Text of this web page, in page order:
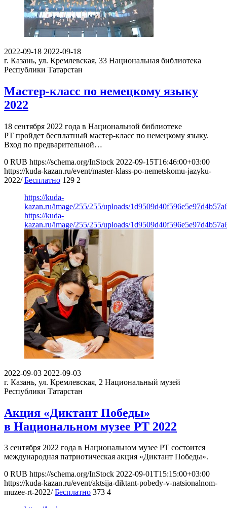
2022-09-18 2022-09-18
г. Казань, ул. Кремлевская, 33 Национальная библиотека
Республики Татарстан
Мастер-класс по немецкому языку
2022
18 сентября 2022 года в Национальной библиотеке
РТ пройдет бесплатный мастер-класс по немецкому языку.
Вход по предварительной…
0 RUB https://schema.org/InStock 2022-09-15T16:46:00+03:00
https://kuda-kazan.ru/event/master-klass-po-nemetskomu-jazyku-
2022/ Бесплатно 129 2
https://kuda-
kazan.ru/image/255/255/uploads/
https://kuda-
kazan.ru/image/255/255/uploads/
2022-09-03 2022-09-03
г. Казань, ул. Кремлевская, 2 Национальный музей
Республики Татарстан
Акция «Диктант Победы»
в Национальном музее РТ 2022
3 сентября 2022 года в Национальном музее РТ состоится
международная патриотическая акция «Диктант Победы».
0 RUB https://schema.org/InStock 2022-09-01T15:15:00+03:00
https://kuda-kazan.ru/event/aktsija-diktant-pobedy-v-natsionalnom-
muzee-rt-2022/ Бесплатно 373 4